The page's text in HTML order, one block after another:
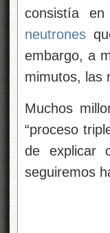
consistía
neutrones
embargo, a
mimutos, las
Muchos
“proceso
de explicar
seguiremos